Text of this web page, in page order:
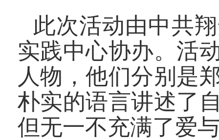
此次活动由中共
实践中心协办。活
人物，他们分别是
朴实的语言讲述了
但无一不充满了爱